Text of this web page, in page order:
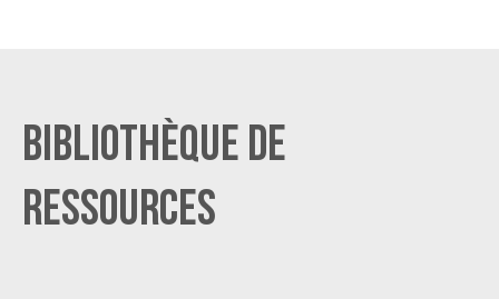
Bibliothèque de
ressources